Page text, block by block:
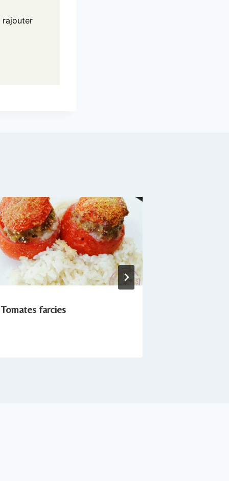
rajouter
Tomates farcies